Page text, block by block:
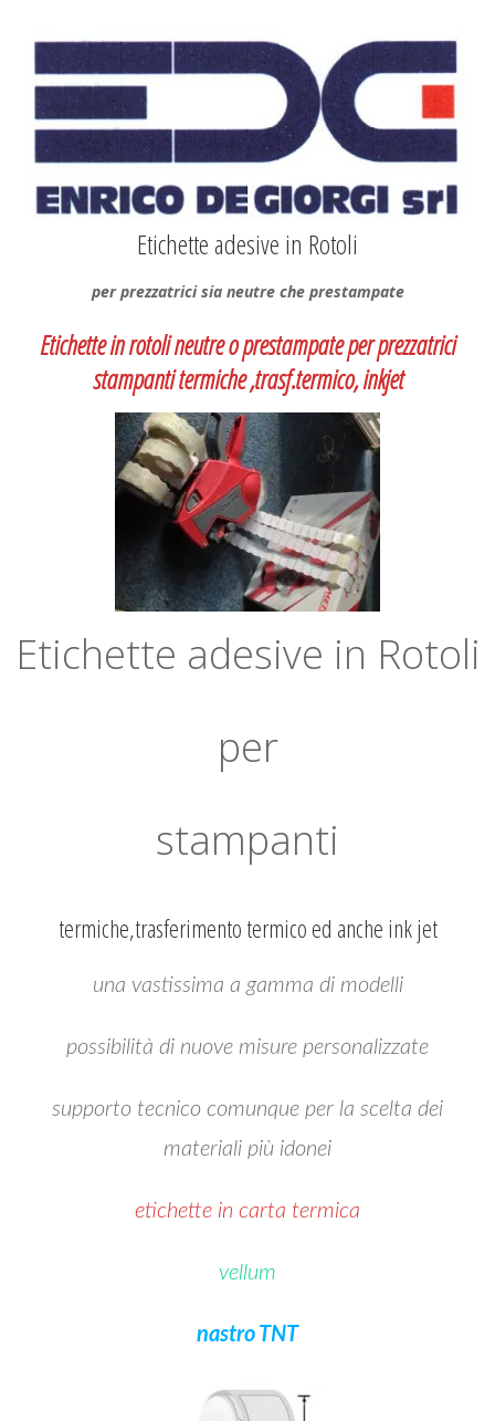
Etichette adesive in Rotoli
per prezzatrici sia neutre che prestampate
Etichette in rotoli neutre o prestampate per prezzatrici
stampanti termiche ,trasf.termico, inkjet
Etichette adesive in Rotoli
per
stampanti
termiche,trasferimento termico ed anche ink jet
una vastissima a gamma di modelli
possibilità di nuove misure personalizzate
supporto tecnico comunque per la scelta dei
materiali più idonei
etichette in carta termica
vellum
nastro TNT